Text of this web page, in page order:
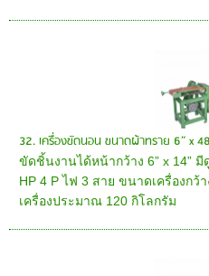
32. เครื่องขัดนอน ขนาดผ้าทราย 6” x
ขัดชิ้นงานได้หน้ากว้าง 6” x 14”
HP 4 P ไฟ 3 สาย ขนาดเครื่องกว้
เครื่องประมาณ 120 กิโลกรัม